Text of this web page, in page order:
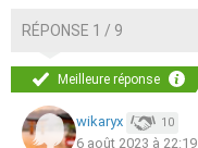
RÉPONSE 1 / 9
Meilleure réponse
wikaryx 10
6 août 2023 à 22:19